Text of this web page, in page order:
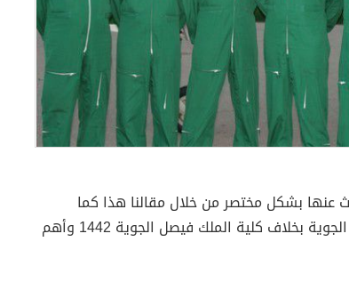
عنها بشكل مختصر من خلال مقالنا هذا كما
نتعرف على مكافأة كلية الملك فيصل الجوية بخلاف كلية الملك فيصل الجوية 1442 وأهم